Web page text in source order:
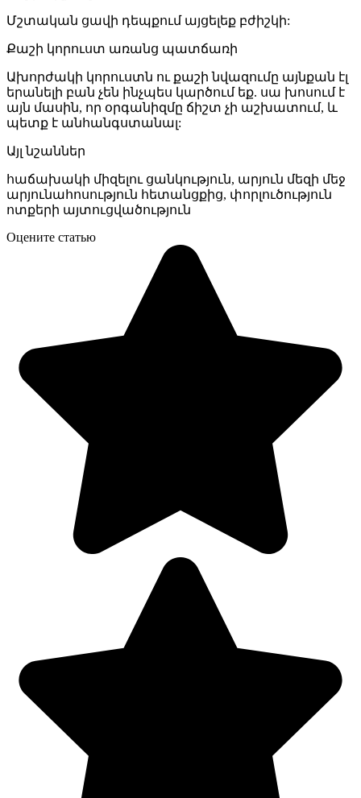
Մշտական ցավի դեպքում այցելեք բժիշկի:
Քաշի կորուստ առանց պատճառի
Ախորժակի կորուստն ու քաշի նվազումը այնքան էլ
երանելի բան չեն ինչպես կարծում եք. սա խոսում է
այն մասին, որ օրգանիզմը ճիշտ չի աշխատում, և
պետք է անհանգստանալ:
Այլ նշաններ
հաճախակի միզելու ցանկություն, արյուն մեզի մեջ
արյունահոսություն հետանցքից, փորլուծություն
ոտքերի այտուցվածություն
Оцените статью